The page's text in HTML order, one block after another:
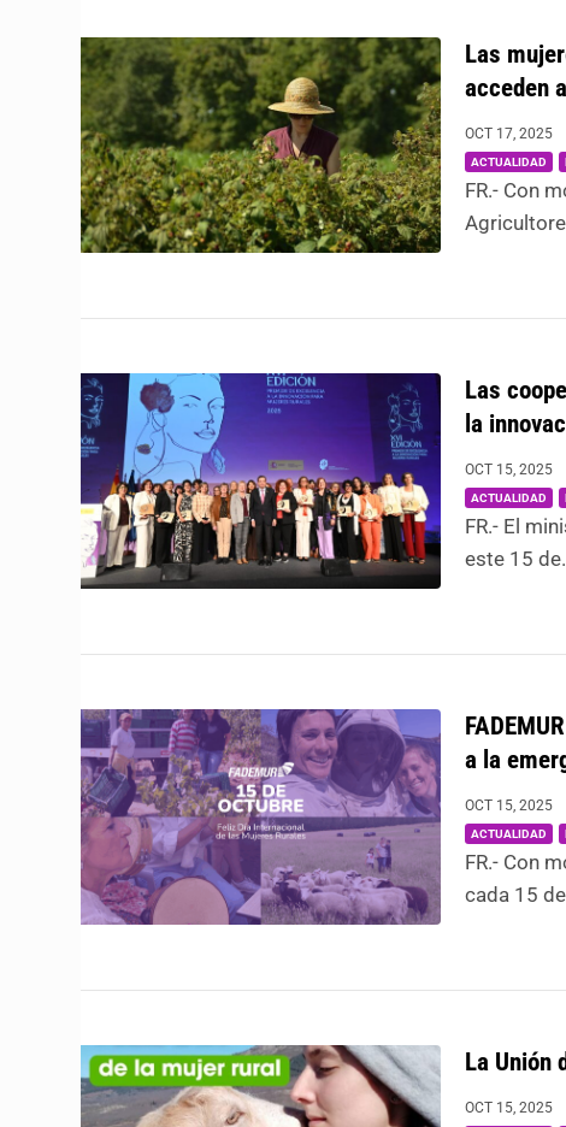
Las
acceden
OCT 17, 2025
ACTUALIDAD
FR.- Con
Las
la
OCT 15, 2025
ACTUALIDAD
FR.- El
este 15
a la
OCT 15, 2025
ACTUALIDAD
FR.- Con
cada 15
La Unión
OCT 15, 2025